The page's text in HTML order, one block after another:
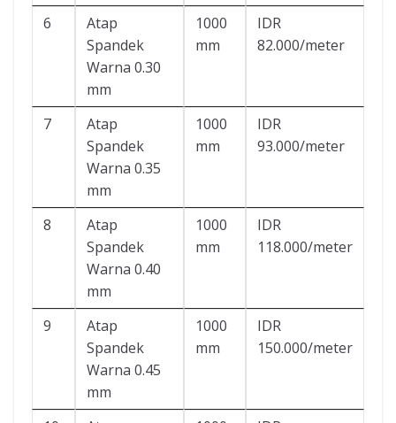
6
Atap
Spandek
Warna 0.30
mm
1000
mm
IDR
82.000/meter
7
Atap
Spandek
Warna 0.35
mm
1000
mm
IDR
93.000/meter
8
Atap
Spandek
Warna 0.40
mm
1000
mm
IDR
118.000/meter
9
Atap
Spandek
Warna 0.45
mm
1000
mm
IDR
150.000/meter